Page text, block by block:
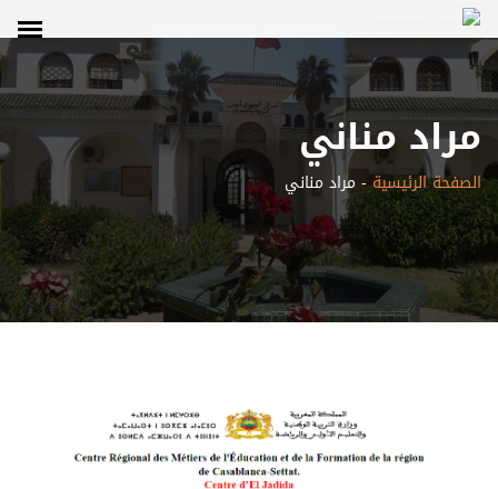
مراد مناني
الصفحة الرئيسية-مراد مناني